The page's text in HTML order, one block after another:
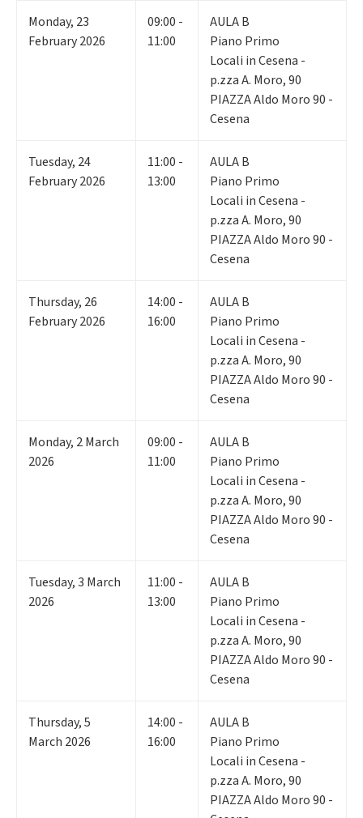
Monday, 23
February 2026
09:00 -
11:00
AULA B
Piano Primo
Locali in Cesena -
p.zza A. Moro, 90
PIAZZA Aldo Moro 90 -
Cesena
Tuesday, 24
February 2026
11:00 -
13:00
AULA B
Piano Primo
Locali in Cesena -
p.zza A. Moro, 90
PIAZZA Aldo Moro 90 -
Cesena
Thursday, 26
February 2026
14:00 -
16:00
AULA B
Piano Primo
Locali in Cesena -
p.zza A. Moro, 90
PIAZZA Aldo Moro 90 -
Cesena
Monday, 2March
2026
09:00 -
11:00
AULA B
Piano Primo
Locali in Cesena -
p.zza A. Moro, 90
PIAZZA Aldo Moro 90 -
Cesena
Tuesday,3 March
2026
11:00 -
13:00
AULA B
Piano Primo
Locali in Cesena -
p.zza A. Moro, 90
PIAZZA Aldo Moro 90 -
Cesena
Thursday,5
March 2026
14:00 -
16:00
AULA B
Piano Primo
Locali in Cesena -
p.zza A. Moro, 90
PIAZZA Aldo Moro 90 -